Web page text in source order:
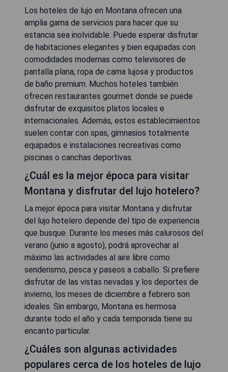
Los hoteles de lujo en Montana ofrecen una
amplia gama de servicios para hacer que su
estancia sea inolvidable. Puede esperar disfrutar
de habitaciones elegantes y bien equipadas con
comodidades modernas como televisores de
pantalla plana, ropa de cama lujosa y productos
de baño premium. Muchos hoteles también
ofrecen restaurantes gourmet donde se puede
disfrutar de exquisitos platos locales e
internacionales. Además, estos establecimientos
suelen contar con spas, gimnasios totalmente
equipados e instalaciones recreativas como
piscinas o canchas deportivas.
¿Cuál es la mejor época para visitar
Montana y disfrutar del lujo hotelero?
La mejor época para visitar Montana y disfrutar
del lujo hotelero depende del tipo de experiencia
que busque. Durante los meses más calurosos del
verano (junio a agosto), podrá aprovechar al
máximo las actividades al aire libre como
senderismo, pesca y paseos a caballo. Si prefiere
disfrutar de las vistas nevadas y los deportes de
invierno, los meses de diciembre a febrero son
ideales. Sin embargo, Montana es hermosa
durante todo el año y cada temporada tiene su
encanto particular.
¿Cuáles son algunas actividades
populares cerca de los hoteles de lujo